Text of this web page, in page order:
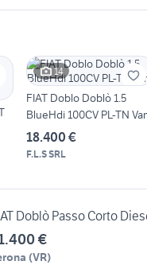
14
FIAT Doblo Doblò 1.5
BlueHdi 100CV PL-TN
18.400 €
F.L.S SRL
Doblò Passo Corto
€
(VR)